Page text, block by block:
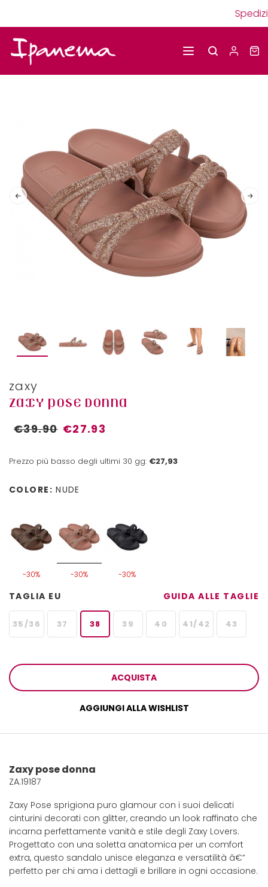
zaxy
ZAXY POSE DONNA
€39.90 €27.93
Prezzo più basso degli ultimi 30 gg: €27,93
COLORE: NUDE
-30% -30% -30%
TAGLIA EU GUIDA ALLE TAGLIE
35/36 37 38 39 40 41/42 43
ACQUISTA
AGGIUNGI ALLA WISHLIST
Zaxy pose donna
ZA.19187
Zaxy Pose sprigiona puro glamour con i suoi delicati
cinturini decorati con glitter, creando un look raffinato che
incarna perfettamente vanità e stile degli Zaxy Lovers.
Progettato con una soletta anatomica per un comfort
extra, questo sandalo unisce eleganza e versatilità â€”
perfetto per chi ama i dettagli e brillare in ogni occasione.